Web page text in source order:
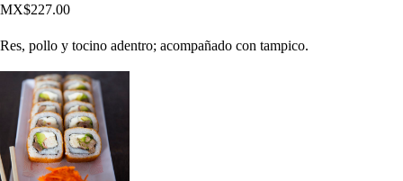
MX$227.00
Res, pollo y tocino adentro; acompañado con tampico.